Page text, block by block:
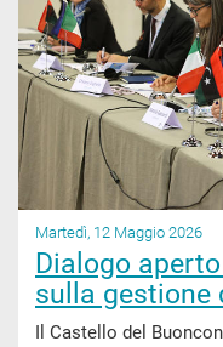
Martedì, 12 Maggio 2026
Dialogo
sulla gestione
Il Castello del